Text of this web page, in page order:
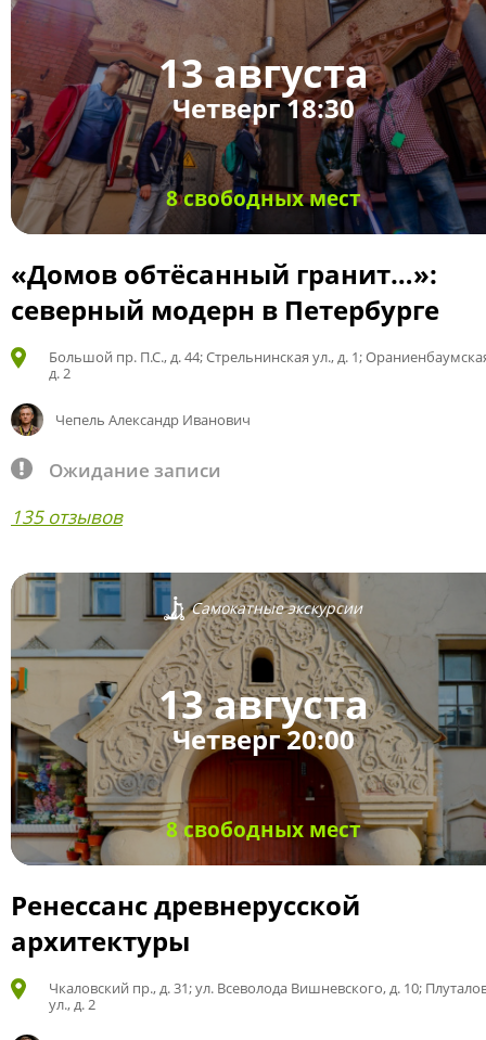
13 августа
Четверг 18:30
8 свободных мест
«Домов обтёсанный гранит…»:
северный модерн в Петербурге
Большой пр. П.С., д. 44; Стрельнинская ул., д. 1;
д. 2
Чепель Александр Иванович
Ожидание записи
135 отзывов
Самокатные экскурсии
13 августа
Четверг 20:00
8 свободных мест
Ренессанс древнерусской
архитектуры
Чкаловский пр., д. 31; ул. Всеволода Вишневского, д. 10;
ул., д. 2